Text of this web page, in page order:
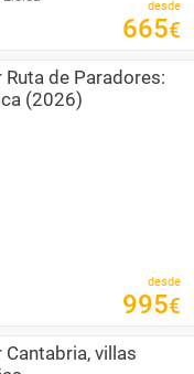
desde
665€
de Paradores:
(2026)
desde
995€
villas